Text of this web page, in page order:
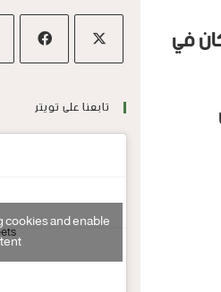
في
تابعنا على تويتر
and enable